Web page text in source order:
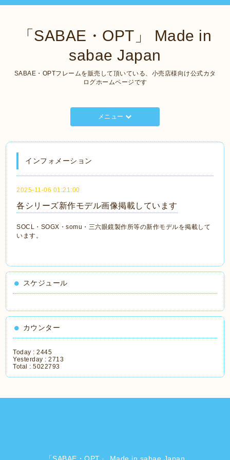
「SABAE・OPT」 Made in
sabae Japan
SABAE・OPTフレームを販売して頂いている、小売店様向け公式カタ
ログホームページです
メニュー
インフォメーション
2025-11-06 01:21:00
各シリーズ新作モデル画像掲載しています
SOCL・SOGX・somu・三六眼鏡製作所等の新作モデルを掲載して
います。
スケジュール
カウンター
Today :2445
Yesterday :2713
Total :5022793